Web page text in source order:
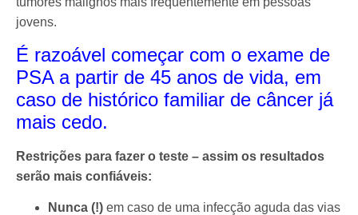
jovens.
É razoável começar com o exame de
PSA a partir de 45 anos de vida, em
caso de histórico familiar de câncer já
mais cedo.
Restrições para fazer o teste – assim os resultados
serão mais confiáveis:
Nunca (!) em caso de uma infecção aguda das vias